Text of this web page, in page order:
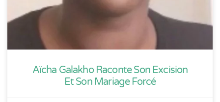
Aïcha Galakho Raconte Son Excision
Et Son Mariage Forcé